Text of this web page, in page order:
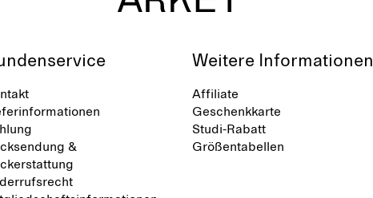
&
Weitere Informationen
Affiliate
Geschenkkarte
Studi-Rabatt
Größentabellen